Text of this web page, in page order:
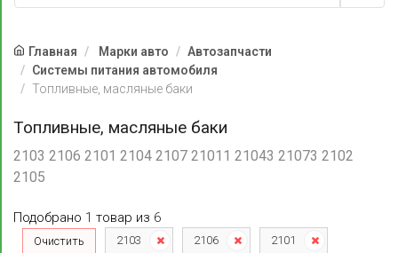
Главная Марки авто
Автозапчасти
Системы питания автомобиля
Топливные, масляные баки
Топливные, масляные баки
2103 2106 2101 2104 2107 21011 21043 21073 2102
2105
Подобрано 1 товар из 6
Очистить 2103 2106
2101